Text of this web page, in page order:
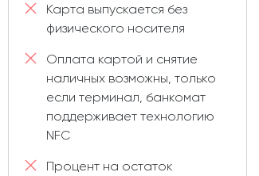
Карта выпускается без
физического носителя
Оплата картой и снятие
наличных возможны, только
если терминал, банкомат
поддерживает технологию
NFC
Процент на остаток